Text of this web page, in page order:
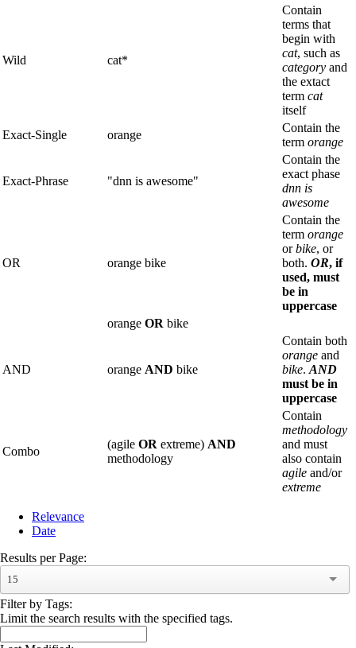
Wild cat*
Contain
terms that
begin with
cat, such as
category and
the extact
term cat
itself
Exact-Single
orange
Contain the
term orange
Exact-Phrase "dnn is awesome"
Contain the
exact phase
dnn is
awesome
OR orange bike
Contain the
term orange
orbike, or
both. OR, if
used, must
be in
uppercase
orange OR bike
AND orange AND bike
Contain both
orange and
bike. AND
must be in
uppercase
Combo
(agile OR extreme) AND
methodology
Contain
methodology
and must
also contain
agile and/or
extreme
Relevance
Date
Results per Page:
15
Filter by Tags:
Limit the search results with the specified tags.